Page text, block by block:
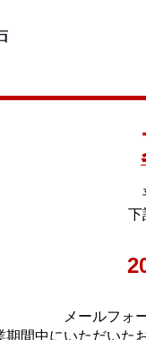
下
メールフォ
期間中にいただいた